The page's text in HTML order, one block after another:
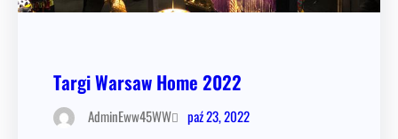
Targi Warsaw Home 2022
AdminEww45WW paź 23, 2022